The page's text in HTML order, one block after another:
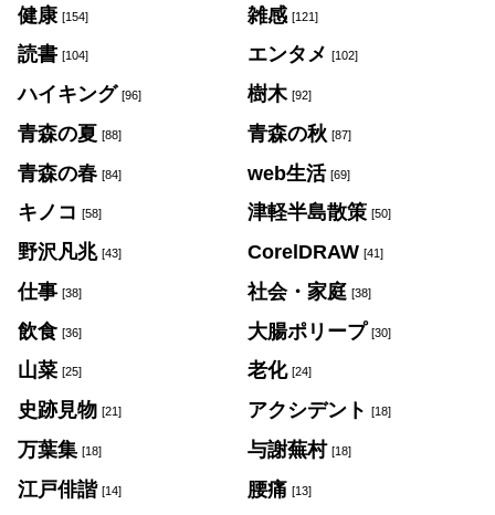
健康 [154] 雑感 [121]
読書 [104] エンタメ [102]
ハイキング [96] 樹木 [92]
青森の夏 [88] 青森の秋 [87]
青森の春 [84] web生活 [69]
キノコ [58] 津軽半島散策 [50]
野沢凡兆 [43] CorelDRAW [41]
仕事 [38] 社会・家庭 [38]
飲食 [36] 大腸ポリープ [30]
山菜 [25] 老化 [24]
史跡見物 [21] アクシデント [18]
万葉集 [18] 与謝蕪村 [18]
江戸俳諧 [14] 腰痛 [13]